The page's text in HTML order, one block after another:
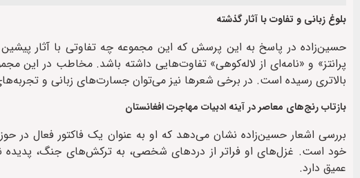
بلوغ زبانی و تفاوت با آثار گذشته
حسین‌زاده در پاسخ به این پرسش که این مجموعه چه تفاوتی با آثار
پرانتز» و «نامه‌ای از لاله‌کوهی» تفاوت‌هایی داشته باشد. مخاطب در این
بالاتری رسیده است. در برخی شعرها نیز می‌توان جسارت‌های زبانی و
بازتاب رنج‌های معاصر در آینه ادبیات مهاجرت افغانستان
بررسی اشعار حسین‌زاده نشان می‌دهد که او به عنوان یک فاکتور فعال در
خود است. غزل‌های او فراتر از دردهای شخصی، به ترکش‌های جنگ، پدیده
عمیق دارد.